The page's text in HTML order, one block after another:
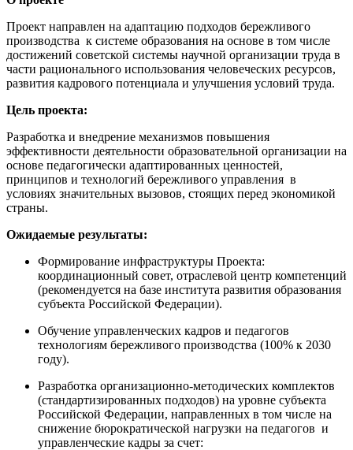
Проект направлен на адаптацию подходов бережливого
производства к системе образования на основе в том числе
достижений советской системы научной организации труда в
части рационального использования человеческих ресурсов,
развития кадрового потенциала и улучшения условий труда.
Цель проекта:
Разработка и внедрение механизмов повышения
эффективности деятельности образовательной организации на
основе педагогически адаптированных ценностей,
принципов и технологий бережливого управления в
условиях значительных вызовов, стоящих перед экономикой
страны.
Ожидаемые результаты:
Формирование инфраструктуры Проекта:
координационный совет, отраслевой центр компетенций
(рекомендуется на базе института развития образования
субъекта Российской Федерации).
Обучение управленческих кадров и педагогов
технологиям бережливого производства (100% к 2030
году).
Разработка организационно-методических комплектов
(стандартизированных подходов) на уровне субъекта
Российской Федерации, направленных в том числе на
снижение бюрократической нагрузки на педагогов и
управленческие кадры за счет: